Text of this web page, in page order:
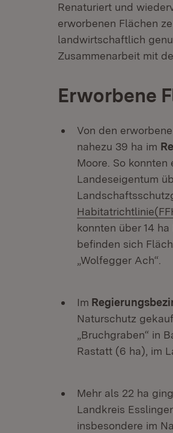
Renaturiert und
erworbenen Flächen
landwirtschaftlich
Zusammenarbeit mit
Erworbene
Von den
nahezu 39 ha im
Moore. So
Landeseigentum
konnten über 14
befinden sich
„Wolfegger Ach“.
Im
Naturschutz
„Bruchgraben“ in
Rastatt (6 ha), im
Mehr als 22 ha
Landkreis
insbesondere im